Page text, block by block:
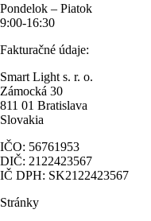
Pondelok – Piatok
9:00-16:30
Fakturačné údaje:
Smart Light s. r. o.
Zámocká 30
811 01 Bratislava
Slovakia
IČO: 56761953
DIČ: 2122423567
IČ DPH: SK2122423567
Stránky